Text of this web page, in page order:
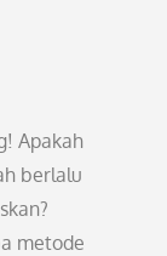
Apakah
berlalu
metode